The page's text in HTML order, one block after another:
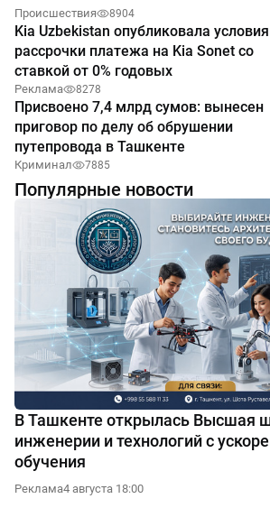
Происшествия 8904
Kia Uzbekistan опубликовала условия
рассрочки платежа на Kia Sonet со
ставкой от 0% годовых
Реклама 8278
Присвоено 7,4 млрд сумов: вынесен
приговор по делу об обрушении
путепровода в Ташкенте
Криминал 7885
Популярные новости
В Ташкенте открылась Высшая
инженерии и технологий с
обучения
Реклама4 августа 18:00